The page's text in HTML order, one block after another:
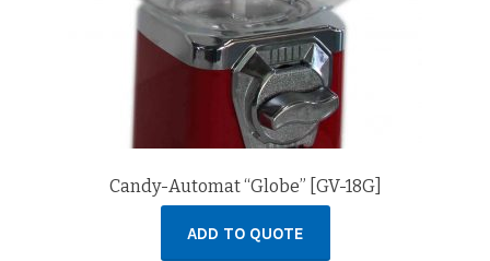
Candy-Automat “Globe” [GV-18G]
ADD TO QUOTE